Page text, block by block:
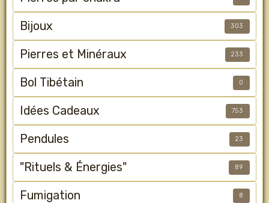
Bijoux 303
Pierres et Minéraux 233
Bol Tibétain 0
Idées Cadeaux 753
Pendules 23
"Rituels & Énergies" 89
Fumigation 8